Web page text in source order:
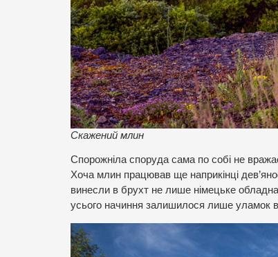
Скажений млин
Спорожніла споруда сама по собі не
Хоча млин працював ще наприкінці
винесли в брухт не лише німецьке
усього начиння залишилося лише уламок